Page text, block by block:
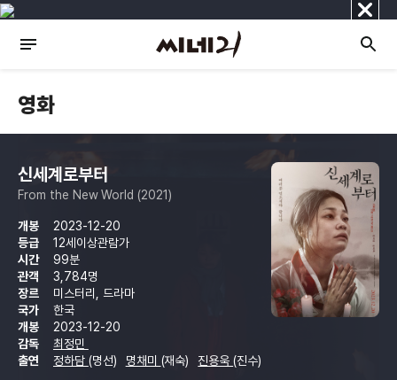
닫
기
영화
신세계로부터
From the New World (2021)
개봉
2023-12-20
등급
12세이상관람가
시간
99분
관객
3,784명
장르
미스터리, 드라마
국가
한국
개봉
2023-12-20
감독
최정민
출연
정하담 (명선) 명채미 (재숙) 진용욱(진수)